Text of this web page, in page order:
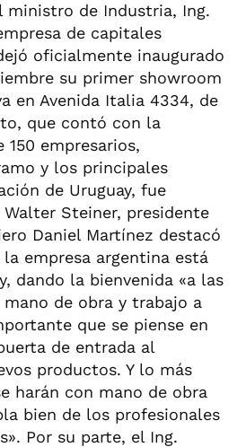
ministro de Industria, Ing.
de capitales
oficialmente inaugurado
su primer showroom
en Avenida Italia 4334, de
que contó con la
150 empresarios,
y los principales
de Uruguay, fue
Steiner, presidente
Daniel Martínez destacó
empresa argentina está
dando la bienvenida «a las
de obra y trabajo a
que se piense en
de entrada al
productos. Y lo más
harán con mano de obra
bien de los profesionales
Por su parte, el Ing.